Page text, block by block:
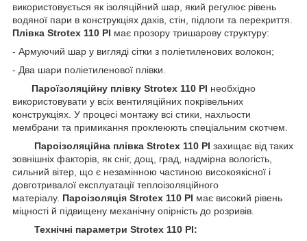
використовується як ізоляційний шар, який регулює рівень
водяної пари в конструкціях дахів, стін, підлоги та перекриття.
Плівка Strotex 110 PI має прозору тришарову структуру:
- Армуючий шар у вигляді сітки з поліетиленових волокон;
- Два шари поліетиленової плівки.
Пароїзоляційну плівку Strotex 110 PI необхідно
використовувати у всіх вентиляційних покрівельних
конструкціях. У процесі монтажу всі стики, нахльости
мембрани та примикання проклеюють спеціальним скотчем.
Пароізоляційна плівка Strotex 110 PI захищає від таких
зовнішніх факторів, як сніг, дощ, град, надмірна вологість,
сильний вітер, що є незамінною частиною високоякісної і
довготривалої експлуатації теплоізоляційного
матеріалу. Пароізоляція Strotex 110 PI має високий рівень
міцності й підвищену механічну опірність до розривів.
Технічні параметри Strotex 110 PI: